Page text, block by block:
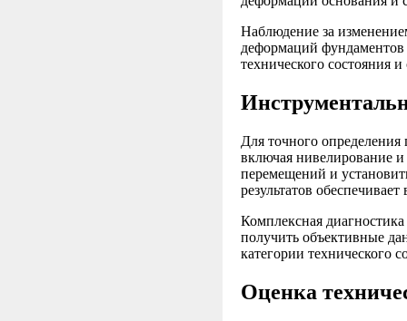
Наблюдение за
деформаций фундаментов
технического состояния
Для точного
включая нивелирование
перемещений и
результатов
Комплексная
получить объективные
категории технического
Оценка